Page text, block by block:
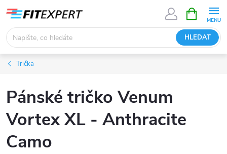
obsah
HLEDAT
NÁKUPNÍ
KOŠÍK
Trička
Pánské tričko Venum
Vortex XL - Anthracite
Camo